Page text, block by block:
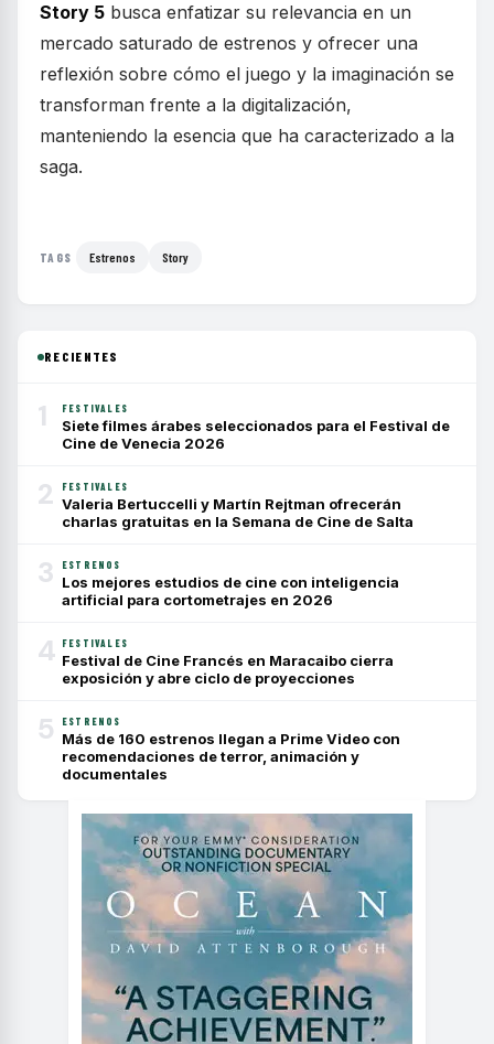
Story 5 busca enfatizar su relevancia en un
mercado saturado de estrenos y ofrecer una
reflexión sobre cómo el juego y la imaginación se
transforman frente a la digitalización,
manteniendo la esencia que ha caracterizado a la
saga.
TAGS Estrenos Story
RECIENTES
1 FESTIVALES
Siete filmes árabes seleccionados para el Festival de
Cine de Venecia 2026
2 FESTIVALES
Valeria Bertuccelli y Martín Rejtman ofrecerán
charlas gratuitas en la Semana de Cine de Salta
3 ESTRENOS
Los mejores estudios de cine con inteligencia
artificial para cortometrajes en 2026
4 FESTIVALES
Festival de Cine Francés en Maracaibo cierra
exposición y abre ciclo de proyecciones
5 ESTRENOS
Más de 160 estrenos llegan a Prime Video con
recomendaciones de terror, animación y
documentales